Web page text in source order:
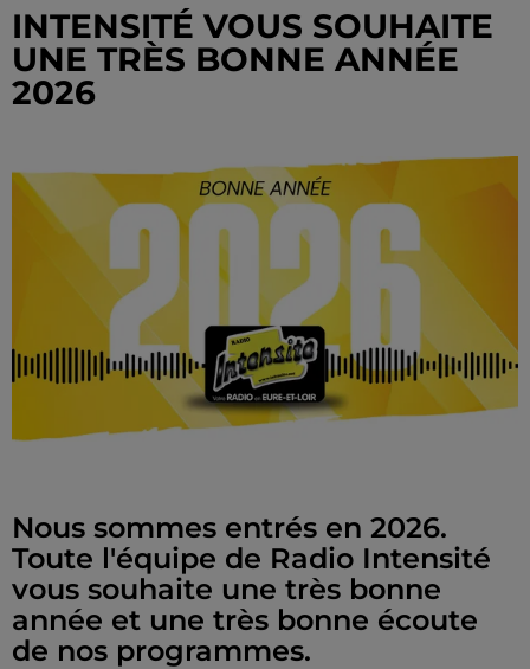
INTENSITÉ VOUS SOUHAITE
UNE TRÈS BONNE ANNÉE
2026
Nous sommes entrés en 2026.
Toute l'équipe de Radio Intensité
vous souhaite une très bonne
année et une très bonne écoute
de nos programmes.